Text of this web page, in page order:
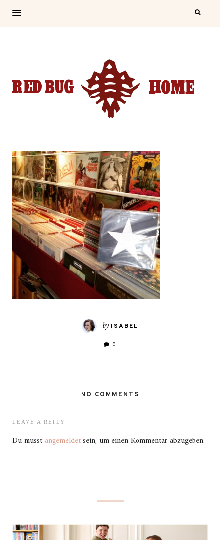
by ISABEL
0
NO COMMENTS
LEAVE A REPLY
Du musst angemeldetsein, um einen Kommentar abzugeben.